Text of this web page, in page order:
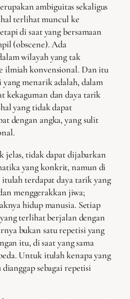
ambiguitas sekaligus
terlihat muncul ke
di saat yang bersamaan
(obscene). Ada
wilayah yang tak
ilmiah konvensional. Dan itu
menarik adalah, dalam
kekaguman dan daya tarik
yang tidak dapat
dengan angka, yang sulit
jelas, tidak dapat dijabarkan
yang konkrit, namun di
terdapat daya tarik yang
menggerakkan jiwa;
hidup manusia. Setiap
terlihat berjalan dengan
bukan satu repetisi yang
itu, di saat yang sama
Untuk itulah kenapa yang
sebagai repetisi